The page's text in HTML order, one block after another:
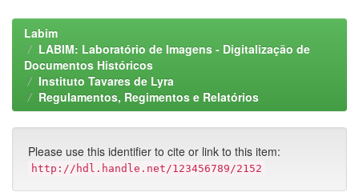
Labim
LABIM: Laboratório de Imagens - Digitalização de
Documentos Históricos
Instituto Tavares de Lyra
Regulamentos, Regimentos e Relatórios
Please use this identifier to cite or link to this item:
http://hdl.handle.net/123456789/2152